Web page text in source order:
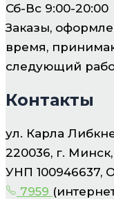
Сб-Вс 9:00-20:00
Заказы,
время,
следующий
Контакты
ул. Карла
220036, г.
УНП 100946637,
7959